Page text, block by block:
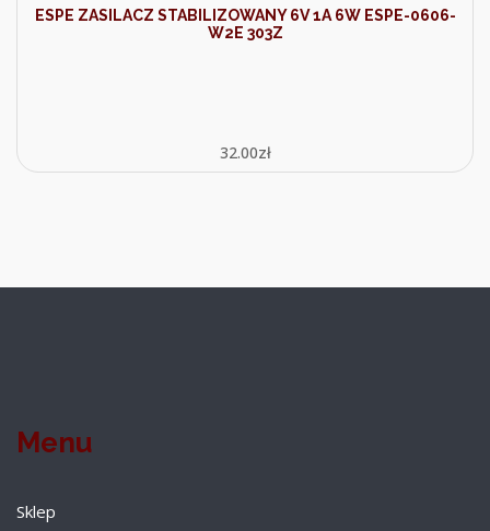
ESPE ZASILACZ STABILIZOWANY 6V 1A 6W ESPE-0606-
W2E 303Z
32.00zł
Menu
Sklep